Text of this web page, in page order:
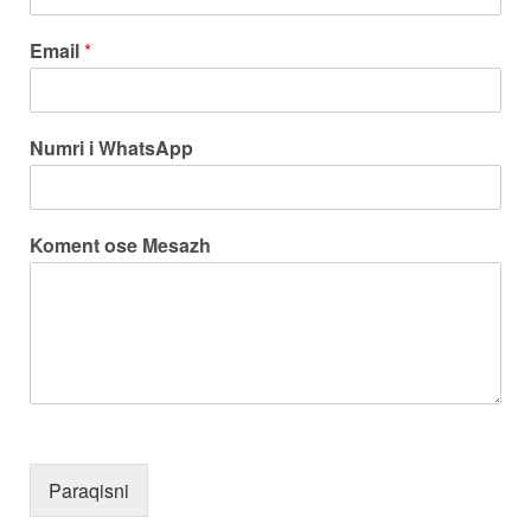
Email*
Numri i WhatsApp
Koment ose Mesazh
Paraqisni